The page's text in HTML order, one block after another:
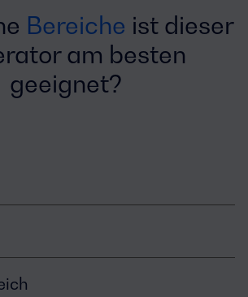
Bereiche ist dieser
am besten
geeignet?